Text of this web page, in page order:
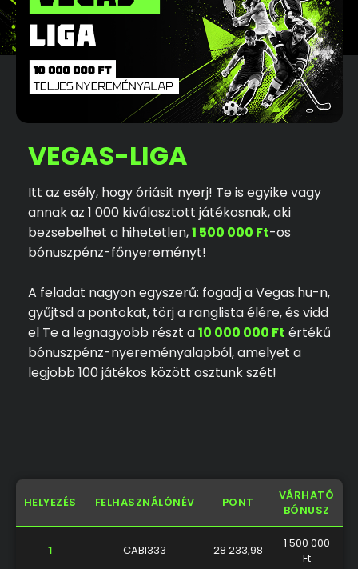
VEGAS-LIGA
Itt az esély, hogy óriásit nyerj! Te is egyike vagy
annak az 1 000 kiválasztott játékosnak, aki
bezsebelhet a hihetetlen,1 500 000 Ft-os
bónuszpénz-főnyereményt!
A feladat nagyon egyszerű: fogadj a Vegas.hu-n,
gyűjtsd a pontokat, törj a ranglista élére, és vidd
el Te a legnagyobb részt a10 000 000 Ft értékű
bónuszpénz-nyereményalapból, amelyet a
legjobb 100 játékos között osztunk szét!
HELYEZÉS FELHASZNÁLÓNÉV PONT
VÁRHATÓ
BÓNUSZ
1 CABI333 28 233,98
1 500 000
Ft